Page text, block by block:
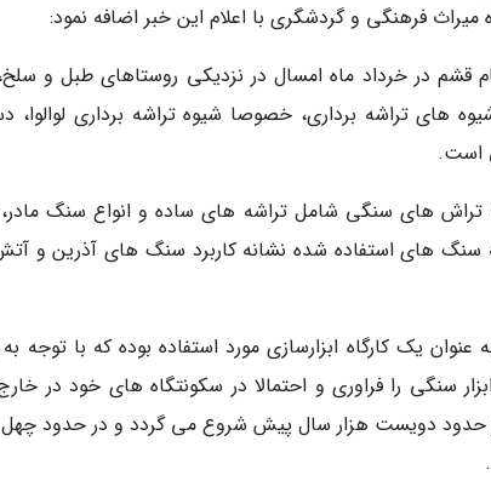
فرهنگی و گردشگری با اعلام این خبر اضافه نمود:
قشم در خرداد ماه امسال در نزدیکی روستاهای طبل و
های تراشه برداری، خصوصا شیوه تراشه برداری
است.
های سنگی شامل تراشه های ساده و انواع سنگ
سنگ های استفاده شده نشانه کاربرد سنگ های آذرین و
یک کارگاه ابزارسازی مورد استفاده بوده که با توجه
سنگی را فراوری و احتمالا در سکونتگاه های خود در
از حدود دویست هزار سال پیش شروع می گردد و در حدود